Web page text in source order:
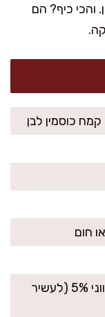
והכי כיף? הם
: 1/2 כוס (120 גרם) יוגורט יווני 5% (לעשיר